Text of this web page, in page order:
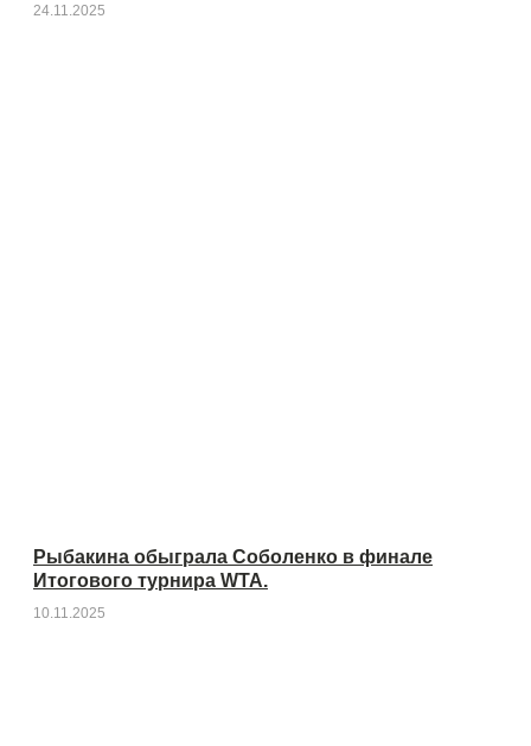
24.11.2025
Рыбакина обыграла Соболенко в финале
Итогового турнира WTA.
10.11.2025